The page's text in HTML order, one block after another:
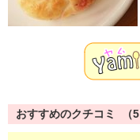
おすすめのクチコミ （5